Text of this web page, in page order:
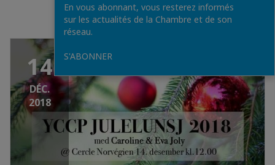
14
DÉC.
2018
En vous abonnant, vous resterez informés
sur les actualités de la Chambre et de son
réseau.
S'ABONNER